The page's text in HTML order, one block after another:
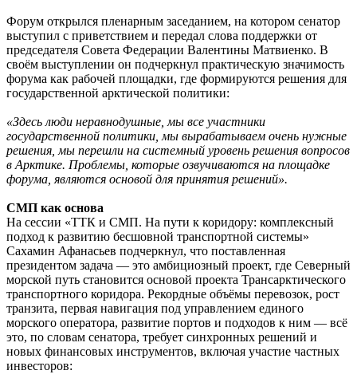
Форум открылся пленарным заседанием, на котором сенатор
выступил с приветствием и передал слова поддержки от
председателя Совета Федерации Валентины Матвиенко. В
своём выступлении он подчеркнул практическую значимость
форума как рабочей площадки, где формируются решения для
государственной арктической политики:
«Здесь люди неравнодушные, мы все участники
государственной политики, мы вырабатываем очень нужные
решения, мы перешли на системный уровень решения вопросов
в Арктике. Проблемы, которые озвучиваются на площадке
форума, являются основой для принятия решений».
СМП как основа
На сессии «ТТК и СМП. На пути к коридору: комплексный
подход к развитию бесшовной транспортной системы»
Сахамин Афанасьев подчеркнул, что поставленная
президентом задача — это амбициозный проект, где Северный
морской путь становится основой проекта Трансарктического
транспортного коридора. Рекордные объёмы перевозок, рост
транзита, первая навигация под управлением единого
морского оператора, развитие портов и подходов к ним — всё
это, по словам сенатора, требует синхронных решений и
новых финансовых инструментов, включая участие частных
инвесторов: